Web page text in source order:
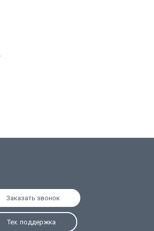
Заказать звонок
Тех. поддержка